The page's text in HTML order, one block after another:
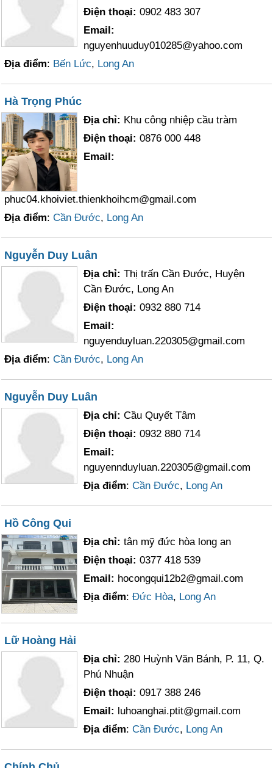
Điện thoại:0902 483 307
Email:
nguyenhuuduy010285@yahoo.com
Địa điểm: Bến Lức, Long An
Hà Trọng Phúc
Địa chỉ: Khu công nhiệp cầu tràm
Điện thoại:0876 000 448
Email:
phuc04.khoiviet.thienkhoihcm@gmail.com
Địa điểm:Cần Đước, Long An
Nguyễn Duy Luân
Địa chỉ:Thị trấn Cần Đước, Huyện
Cần Đước, Long An
Điện thoại:0932 880 714
Email:
nguyenduyluan.220305@gmail.com
Địa điểm:Cần Đước, Long An
Nguyễn Duy Luân
Địa chỉ:Cầu Quyết Tâm
Điện thoại:0932 880 714
Email:
nguyennduyluan.220305@gmail.com
Địa điểm:Cần Đước, Long An
Hồ Công Qui
Địa chỉ:tân mỹ đức hòa long an
Điện thoại:0377 418 539
Email: hocongqui12b2@gmail.com
Địa điểm:Đức Hòa, Long An
Lữ Hoàng Hải
Địa chỉ:280 Huỳnh Văn Bánh, P. 11, Q.
Phú Nhuận
Điện thoại:0917 388 246
Email: luhoanghai.ptit@gmail.com
Địa điểm:Cần Đước, Long An